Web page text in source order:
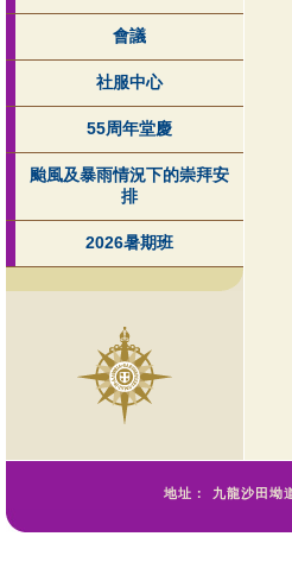
會議
社服中心
55周年堂慶
颱風及暴雨情況下的崇拜安
排
2026暑期班
地址：
九龍沙田坳